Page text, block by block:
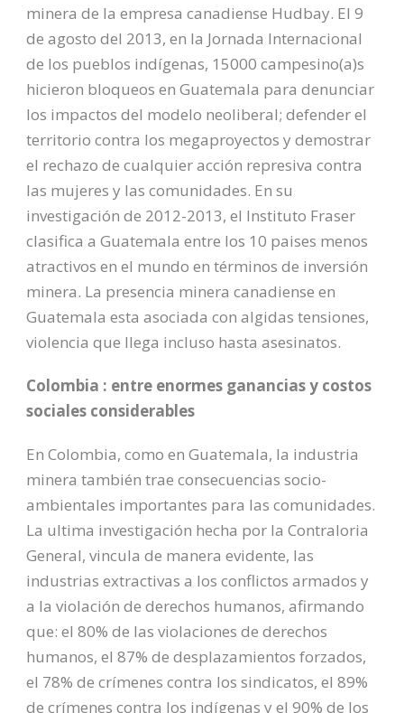
minera de la empresa canadiense Hudbay. El 9
de agosto del 2013, en la Jornada Internacional
de los pueblos indígenas, 15000 campesino(a)s
hicieron bloqueos en Guatemala para denunciar
los impactos del modelo neoliberal; defender el
territorio contra los megaproyectos y demostrar
el rechazo de cualquier acción represiva contra
las mujeres y las comunidades. En su
investigación de 2012-2013, el Instituto Fraser
clasifica a Guatemala entre los 10 paises menos
atractivos en el mundo en términos de inversión
minera. La presencia minera canadiense en
Guatemala esta asociada con algidas tensiones,
violencia que llega incluso hasta asesinatos.
Colombia : entre enormes ganancias y costos
sociales considerables
En Colombia, como en Guatemala, la industria
minera también trae consecuencias socio-
ambientales importantes para las comunidades.
La ultima investigación hecha por la Contraloria
General, vincula de manera evidente, las
industrias extractivas a los conflictos armados y
a la violación de derechos humanos, afirmando
que: el 80% de las violaciones de derechos
humanos, el 87% de desplazamientos forzados,
el 78% de crímenes contra los sindicatos, el 89%
de crímenes contra los indígenas y el 90% de los